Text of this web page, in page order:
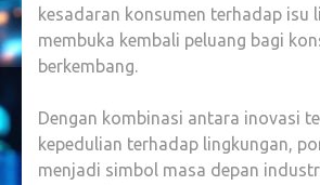
kesadaran konsumen terhadap isu
membuka kembali peluang bagi
berkembang.
Dengan kombinasi antara inovasi
kepedulian terhadap lingkungan,
menjadi simbol masa depan